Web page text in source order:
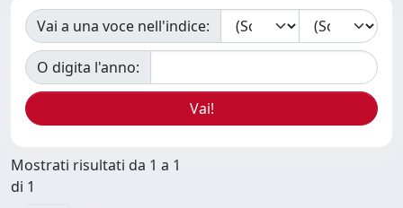
Vai a una voce nell'indice:
O digita l'anno:
Mostrati risultati da 1 a 1
di 1